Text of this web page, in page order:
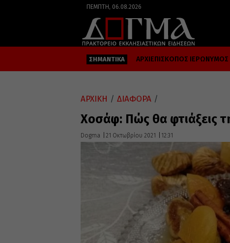
ΠΈΜΠΤΗ, 06.08.2026
ΣΗΜΑΝΤΙΚΑ ΑΡΧΙΕΠΙΣΚΟΠΟΣ ΙΕΡΩΝΥΜΟΣ
ΑΡΧΙΚΗ / ΔΙΑΦΟΡΑ /
Χοσάφ: Πώς θα φτιάξεις
Dogma 21 Οκτωβρίου 2021 12:31